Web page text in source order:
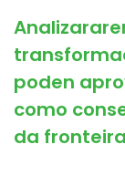
poden
como
da